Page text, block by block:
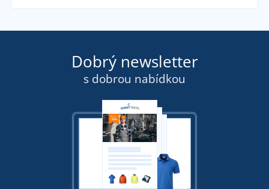
Dobrý newsletter
s dobrou nabídkou